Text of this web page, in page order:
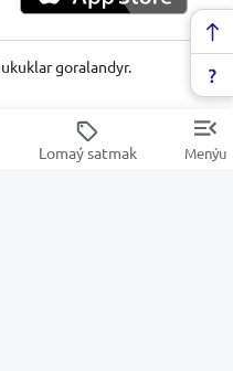
goralandyr.
Lomaý satmak Menýu